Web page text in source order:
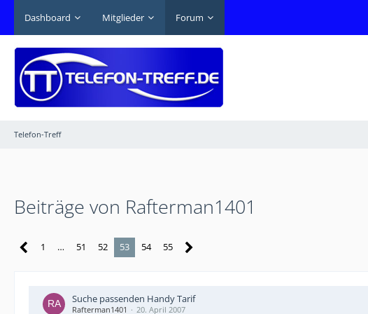
Dashboard Mitglieder Forum
Telefon-Treff
Beiträge von Rafterman1401
1 … 51 52 53 54 55
Suche passenden Handy Tarif
Rafterman1401 20. April 2007